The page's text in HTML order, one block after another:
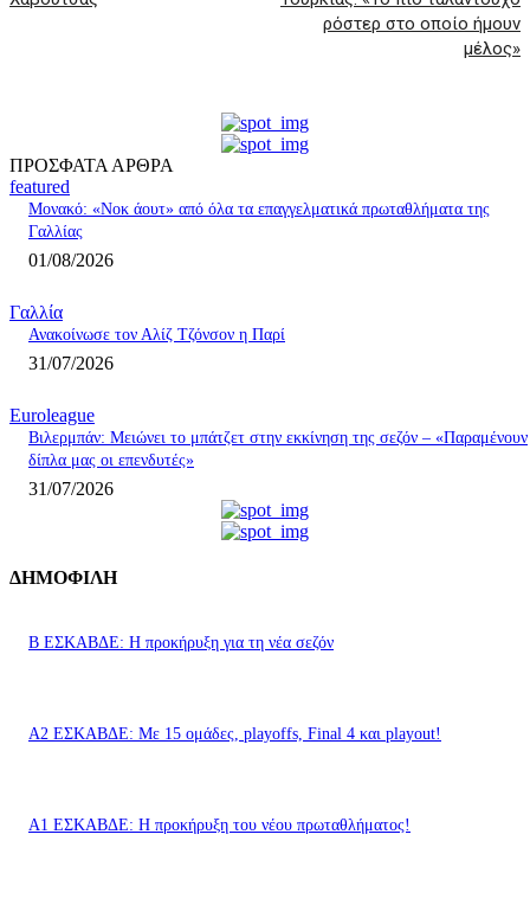
ρόστερ στο οποίο ήμουν
μέλος»
ΠΡΟΣΦΑΤΑ ΑΡΘΡΑ
featured
Μονακό: «Νοκ άουτ» από όλα τα επαγγελματικά πρωταθλήματα της
Γαλλίας
01/08/2026
Γαλλία
Ανακοίνωσε τον Αλίζ Τζόνσον η Παρί
31/07/2026
Euroleague
Βιλερμπάν: Μειώνει το μπάτζετ στην εκκίνηση της σεζόν – «Παραμένουν
δίπλα μας οι επενδυτές»
31/07/2026
ΔΗΜΟΦΙΛΗ
Β ΕΣΚΑΒΔΕ: Η προκήρυξη για τη νέα σεζόν
Α2 ΕΣΚΑΒΔΕ: Με 15 ομάδες, playoffs, Final 4 και playout!
Α1 ΕΣΚΑΒΔΕ: Η προκήρυξη του νέου πρωταθλήματος!